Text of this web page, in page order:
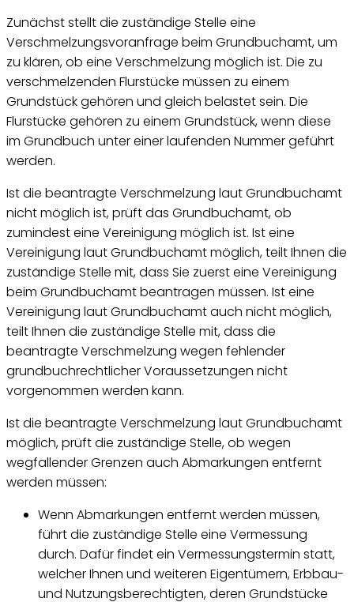
Zunächst stellt die zuständige Stelle eine
Verschmelzungsvoranfrage beim Grundbuchamt, um
zu klären, ob eine Verschmelzung möglich ist. Die zu
verschmelzenden Flurstücke müssen zu einem
Grundstück gehören und gleich belastet sein. Die
Flurstücke gehören zu einem Grundstück, wenn diese
im Grundbuch unter einer laufenden Nummer geführt
werden.
Ist die beantragte Verschmelzung laut Grundbuchamt
nicht möglich ist, prüft das Grundbuchamt, ob
zumindest eine Vereinigung möglich ist. Ist eine
Vereinigung laut Grundbuchamt möglich, teilt Ihnen die
zuständige Stelle mit, dass Sie zuerst eine Vereinigung
beim Grundbuchamt beantragen müssen. Ist eine
Vereinigung laut Grundbuchamt auch nicht möglich,
teilt Ihnen die zuständige Stelle mit, dass die
beantragte Verschmelzung wegen fehlender
grundbuchrechtlicher Voraussetzungen nicht
vorgenommen werden kann.
Ist die beantragte Verschmelzung laut Grundbuchamt
möglich, prüft die zuständige Stelle, ob wegen
wegfallender Grenzen auch Abmarkungen entfernt
werden müssen:
Wenn Abmarkungen entfernt werden müssen,
führt die zuständige Stelle eine Vermessung
durch. Dafür findet ein Vermessungstermin statt,
welcher Ihnen und weiteren Eigentümern, Erbbau-
und Nutzungsberechtigten, deren Grundstücke